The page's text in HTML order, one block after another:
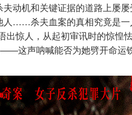
动机和关键证据的道路上屡
……杀夫血案的真相究竟是一
出惊人，从起初审讯时的惊惶
——这声呐喊能否为她劈开命运